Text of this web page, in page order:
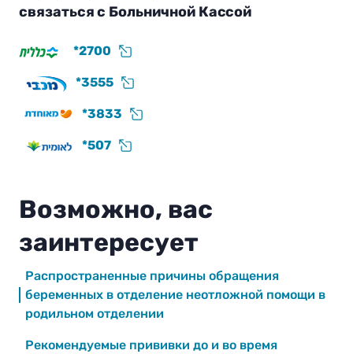
связаться с Больничной Кассой
*2700
*3555
*3833
*507
Возможно, вас
заинтересует
Распространенные причины обращения
беременных в отделение неотложной помощи в
родильном отделении
Рекомендуемые прививки до и во время